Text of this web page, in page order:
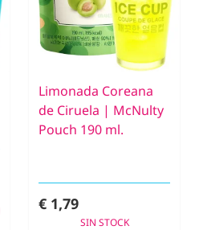
Limonada Coreana
de Ciruela | McNulty
Pouch 190 ml.
€ 1,79
SIN STOCK